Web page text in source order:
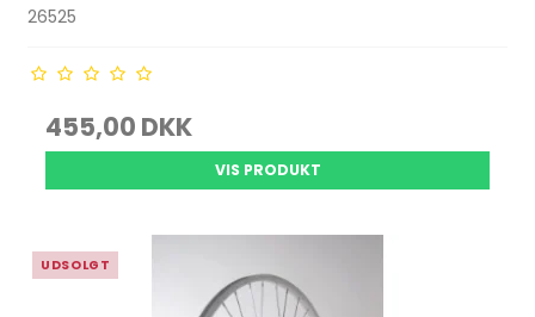
26525
455,00 DKK
VIS PRODUKT
UDSOLGT